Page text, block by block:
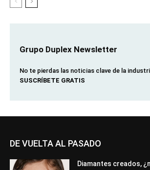
Grupo Duplex Newsletter
No te pierdas las noticias clave de la
SUSCRÍBETE GRATIS
DE VUELTA AL PASADO
Diamantes creados,